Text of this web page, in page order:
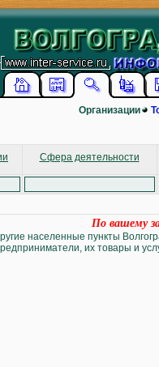
Организации
Сфера деятельности
По вашему
населенные пункты
их товары и